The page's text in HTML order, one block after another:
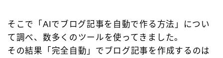
そこで「AIでブログ記事を自動で作る方法」につい
て調べ、数多くのツールを使ってきました。
その結果「完全自動」でブログ記事を作成するのは